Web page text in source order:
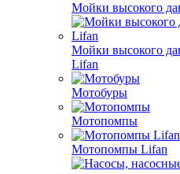
Мойки высокого
Мойки высокого
Lifan
Мотобуры
Мотопомпы
Мотопомпы Lifan